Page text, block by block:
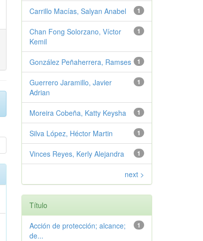
1
Carrillo Macías, Salyan Anabel
1
Chan Fong Solorzano, Víctor
Kemil
1
González Peñaherrera, Ramses
1
Guerrero Jaramillo, Javier
Adrian
1
Moreira Cobeña, Katty Keysha
1
Silva López, Héctor Martin
1
Vinces Reyes, Kerly Alejandra
next >
Título
1
Acción de protección; alcance;
de...